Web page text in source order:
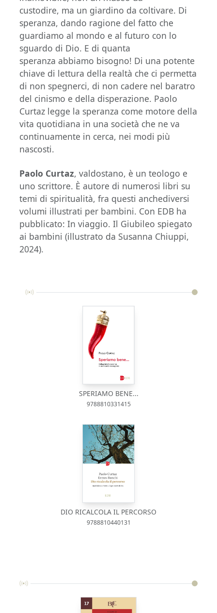
custodire, ma un giardino da coltivare. Di
speranza, dando ragione del fatto che
guardiamo al mondo e al futuro con lo
sguardo di Dio. E di quanta
speranza abbiamo bisogno! Di una potente
chiave di lettura della realtà che ci permetta
di non spegnerci, di non cadere nel baratro
del cinismo e della disperazione. Paolo
Curtaz legge la speranza come motore della
vita quotidiana in una società che ne va
continuamente in cerca, nei modi più
nascosti.
Paolo Curtaz, valdostano, è un teologo e
uno scrittore. È autore di numerosi libri su
temi di spiritualità, fra questi anchediversi
volumi illustrati per bambini. Con EDB ha
pubblicato: In viaggio. Il Giubileo spiegato
ai bambini (illustrato da Susanna Chiuppi,
2024).
SPERIAMO BENE...
9788810331415
DIO RICALCOLA IL PERCORSO
9788810440131